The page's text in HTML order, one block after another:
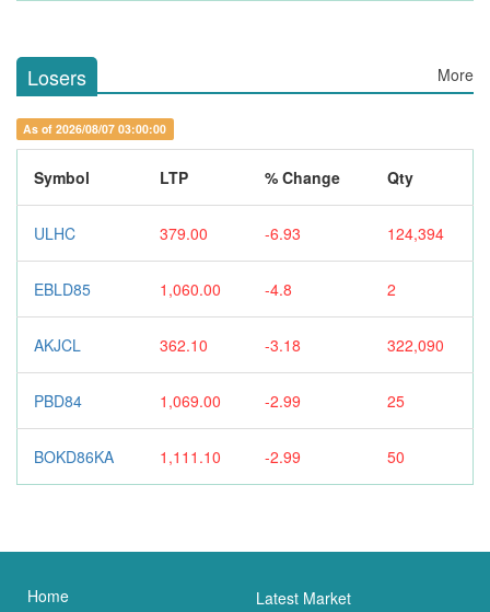
Losers More
As of 2026/08/07 03:00:00
Symbol LTP % Change Qty
ULHC 379.00 -6.93 124,394
EBLD85 1,060.00 -4.8 2
AKJCL 362.10 -3.18 322,090
PBD84 1,069.00 -2.99 25
BOKD86KA 1,111.10 -2.99 50
Home Latest Market